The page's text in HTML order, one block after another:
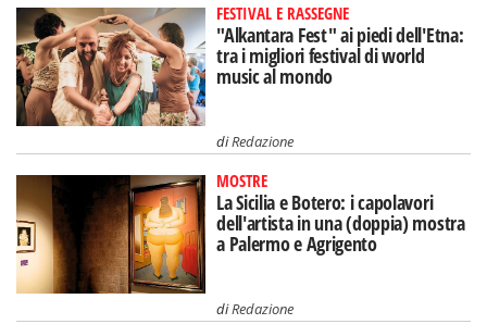
FESTIVAL E RASSEGNE
"Alkantara Fest" ai piedi dell'Etna:
tra i migliori festival di world
music al mondo
diRedazione
MOSTRE
La Sicilia e Botero: i capolavori
dell'artista in una (doppia) mostra
a Palermo e Agrigento
diRedazione